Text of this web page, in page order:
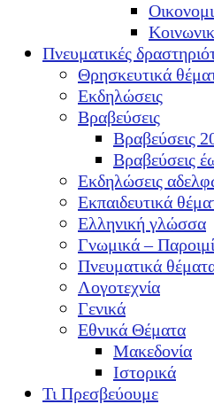
Πνευματικές
Θρησκευτικά
Εκδηλώσεις
Βραβεύσεις
Βραβεύσεις
Βραβεύσεις
Εκδηλώσεις
Εκπαιδευτικά
Ελληνική γλώσσα
Γνωμικά –
Πνευματικά
Λογοτεχνία
Γενικά
Εθνικά Θέματα
Μακεδονία
Ιστορικά
Τι Πρεσβεύουμε